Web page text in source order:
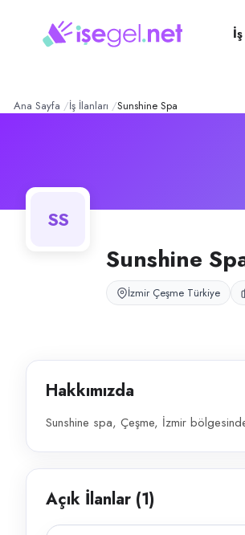
spa–
Sunshine spa, Çeşme, İzmir bölgesinde güzellik
pozisyonlar
Masöz (Bayan)
Ana Sayfa İş İlanları Sunshine Spa
SS
Sunshine
İzmir Çeşme Türkiye
Hakkımızda
Sunshine spa, Çeşme, İzmir
Açık İlanlar (1)